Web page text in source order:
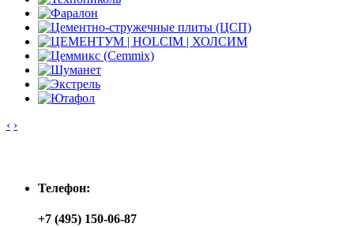
‹ ›
Телефон:
+7 (495) 150-06-87